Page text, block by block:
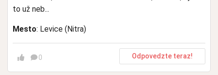
to už neb...
Mesto: Levice (Nitra)
0 Odpovedzte teraz!